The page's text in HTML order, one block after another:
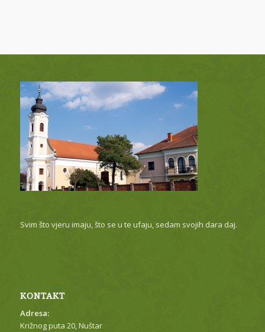
Svim što vjeru imaju, što se u te ufaju, sedam svojih dara daj.
KONTAKT
Adresa:
Križnog puta 20, Nuštar